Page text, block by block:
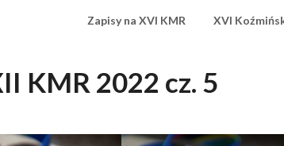
Zapisy na XVI KMR XVI
KMR 2022 cz. 5